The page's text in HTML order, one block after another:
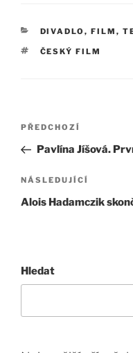
RUBRIKY
DIVADLO, FILM,
ŠTÍTKY
ČESKÝ FILM
Navigace
příspěvek
Předchozí
příspěvek
PŘEDCHOZÍ
Pavlína Jíšová.
Následující
příspěvek
NÁSLEDUJÍCÍ
Alois Hadamczik
Hledat